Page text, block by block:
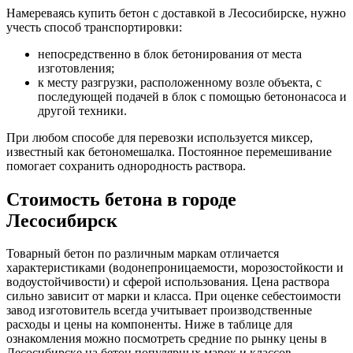
Намереваясь купить бетон с доставкой в Лесосибирске, нужно
учесть способ транспортировки:
непосредственно в блок бетонирования от места
изготовления;
к месту разгрузки, расположенному возле объекта, с
последующей подачей в блок с помощью бетононасоса и
другой техники.
При любом способе для перевозки используется миксер,
известный как бетономешалка. Постоянное перемешивание
помогает сохранить однородность раствора.
Стоимость бетона в городе
Лесосибирск
Товарный бетон по различным маркам отличается
характеристиками (водонепроницаемости, морозостойкости и
водоустойчивости) и сферой использования. Цена раствора
сильно зависит от марки и класса. При оценке себестоимости
завод изготовитель всегда учитывает производственные
расходы и цены на компоненты. Ниже в таблице для
ознакомления можно посмотреть средние по рынку цены в